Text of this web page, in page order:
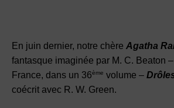
En juin dernier, notre chère Agatha
fantasque imaginée par M. C. Beaton
France, dans un 36ème volume –
coécrit avec R. W. Green.